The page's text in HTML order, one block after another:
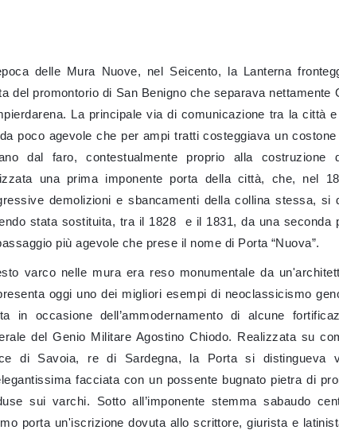
delle Mura Nuove, nel Seicento, la Lanterna
del promontorio di San Benigno che separava nettamente
La principale via di comunicazione tra la città
poco agevole che per ampi tratti costeggiava un
dal faro, contestualmente proprio alla costruzione
una prima imponente porta della città, che, nel
demolizioni e sbancamenti della collina stessa, si
stata sostituita, tra il 1828 e il 1831, da una seconda
più agevole che prese il nome di Porta “Nuova”.
varco nelle mura era reso monumentale da
oggi uno dei migliori esempi di neoclassicismo
in occasione dell’ammodernamento di alcune
del Genio Militare Agostino Chiodo. Realizzata su
di Savoia, re di Sardegna, la Porta si distingueva
facciata con un possente bugnato pietra di
sui varchi. Sotto all’imponente stemma sabaudo
porta un'iscrizione dovuta allo scrittore, giurista e